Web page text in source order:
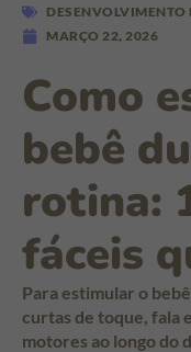
DESENVOLVIMENTO
MARÇO 22, 2026
Como
bebê
rotina:
fáceis
Para estimular o
curtas de toque, fala
motores ao longo do